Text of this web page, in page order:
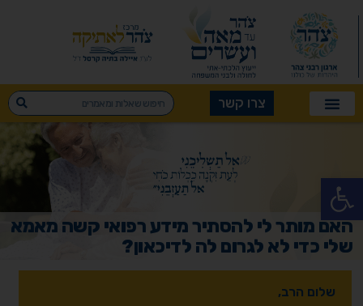
פתח סרגל נגישות
צרו קשר
האם מותר לי להסתיר מידע רפואי קשה מאמא
שלי כדי לא לגרום לה לדיכאון?
שלום הרב,